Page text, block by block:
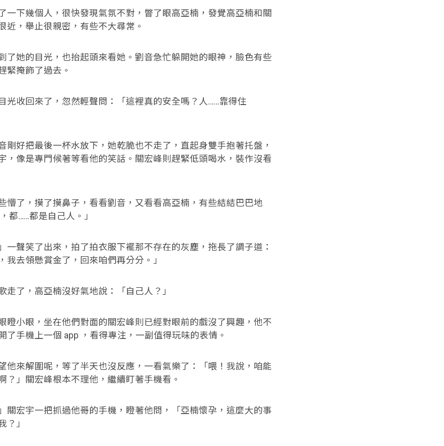
下幾個人，很快發現氣氛不對，瞥了眼高亞楠，發覺高亞楠和關
近，舉止很親密，有些不大尋常。
她的目光，也抬起頭來看她。劉音急忙躲開她的眼神，臉色有些
緊掩飾了過去。
收回來了，忽然輕聲問：「這裡真的安全嗎？人……靠得住
好把最後一杯水放下，她乾脆也不走了，直起身雙手抱著托盤，
，像是專門候著等看他的笑話。關宏峰則趕緊低頭喝水，裝作沒看
了，摸了摸鼻子，看看劉音，又看看高亞楠，有些結結巴巴地
都……都是自己人。」
聲笑了出來，拍了拍衣服下襬那不存在的灰塵，拖長了調子道：
我去領懸賞金了，回來咱們再分分。」
了，高亞楠沒好氣地說：「自己人？」
小眼，坐在他們對面的關宏峰則已經對眼前的戲沒了興趣，他不
了手機上一個 app ，看得專注，一副值得玩味的表情。
來解圍呢，等了半天也沒反應，一看氣樂了：「喂！我說，咱能
？」關宏峰根本不理他，繼續盯著手機看。
宏宇一把抓過他哥的手機，瞪著他問，「亞楠懷孕，這麼大的事
？」